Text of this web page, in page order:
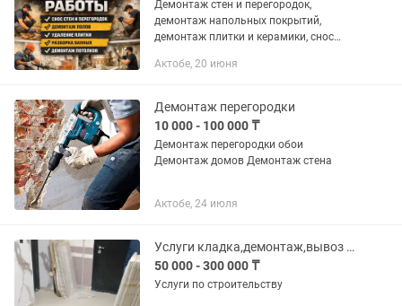
Демонтаж стен и перегородок,
демонтаж напольных покрытий,
демонтаж плитки и керамики, снос
Актобе, 20 июня
Демонтаж перегородки
10 000 - 100 000 ₸
Демонтаж перегородки обои
Демонтаж домов Демонтаж стена
Актобе, 24 июля
Услуги кладка,демонтаж,вывоз мусора,кладка кафеля,и стяжка.
50 000 - 300 000 ₸
Услуги по строительству